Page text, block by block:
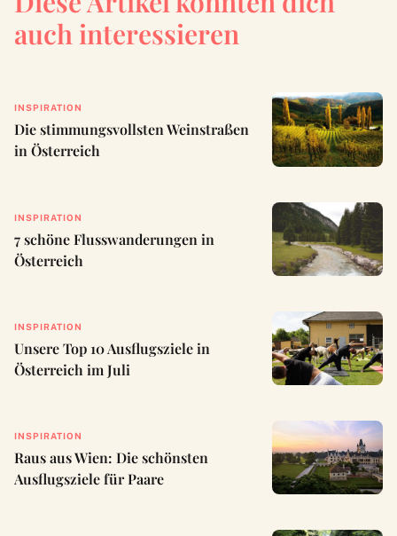
auch interessieren
INSPIRATION
Die stimmungsvollsten Weinstraßen
in Österreich
INSPIRATION
7 schöne Flusswanderungen in
Österreich
INSPIRATION
Unsere Top 10 Ausflugsziele in
Österreich im Juli
INSPIRATION
Raus aus Wien: Die schönsten
Ausflugsziele für Paare